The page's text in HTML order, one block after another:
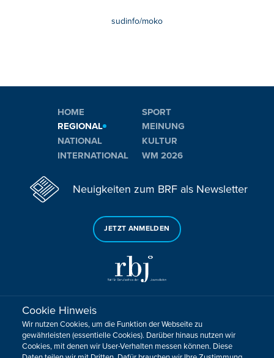
sudinfo/moko
HOME
REGIONAL
NATIONAL
INTERNATIONAL
SPORT
MEINUNG
KULTUR
WM 2026
Neuigkeiten zum BRF als Newsletter
JETZT ANMELDEN
Sie haben noch Fragen oder Anmerkungen?
Cookie Hinweis
Wir nutzen Cookies, um die Funktion der Webseite zu
gewährleisten (essentielle Cookies). Darüber hinaus nutzen wir
Cookies, mit denen wir User-Verhalten messen können. Diese